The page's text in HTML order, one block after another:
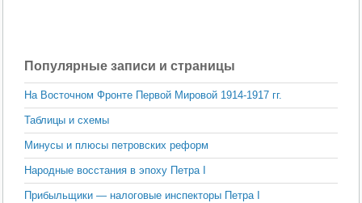
Популярные записи и страницы
На Восточном Фронте Первой Мировой 1914-1917 гг.
Таблицы и схемы
Минусы и плюсы петровских реформ
Народные восстания в эпоху Петра I
Прибыльщики — налоговые инспекторы Петра I